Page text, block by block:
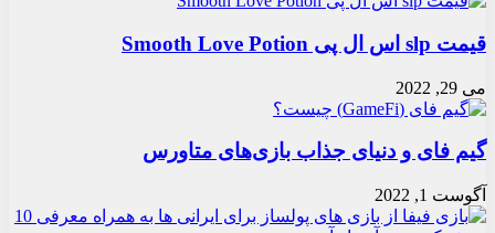
قیمت slp اس ال پی Smooth Love Potion
می 29, 2022
گیم فای و دنیای جذاب بازی‌های متاورس
آگوست 1, 2022